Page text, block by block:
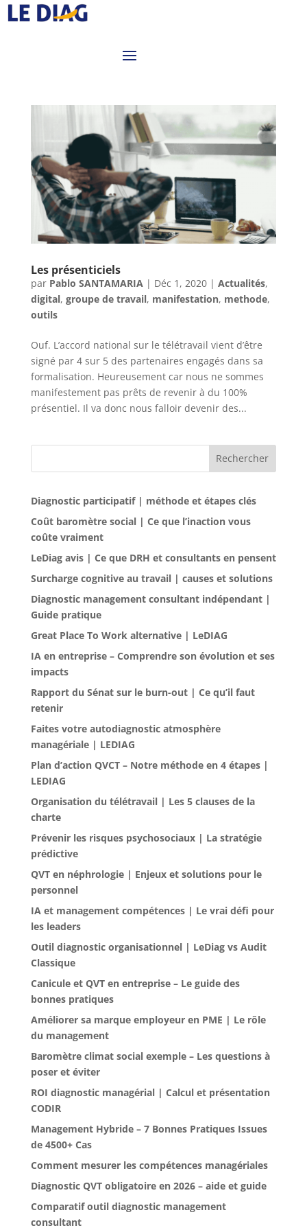
Les présenticiels
par Pablo SANTAMARIA | Déc 1, 2020| Actualités,
digital, groupe de travail, manifestation, methode,
outils
Ouf. L’accord national sur le télétravail vient d’être
signé par 4 sur 5 des partenaires engagés dans sa
formalisation. Heureusement car nous ne sommes
manifestement pas prêts de revenir à du 100%
présentiel. Il va donc nous falloir devenir des...
Rechercher
Diagnostic participatif | méthode et étapes clés
Coût baromètre social | Ce que l’inaction vous
coûte vraiment
LeDiag avis | Ce que DRH et consultants en pensent
Surcharge cognitive au travail | causes et solutions
Diagnostic management consultant indépendant |
Guide pratique
Great Place To Work alternative | LeDIAG
IA en entreprise – Comprendre son évolution et ses
impacts
Rapport du Sénat sur le burn-out | Ce qu’il faut
retenir
Faites votre autodiagnostic atmosphère
managériale | LEDIAG
Plan d’action QVCT – Notre méthode en 4 étapes |
LEDIAG
Organisation du télétravail | Les 5 clauses de la
charte
Prévenir les risques psychosociaux | La stratégie
prédictive
QVT en néphrologie | Enjeux et solutions pour le
personnel
IA et management compétences | Le vrai défi pour
les leaders
Outil diagnostic organisationnel | LeDiag vs Audit
Classique
Canicule et QVT en entreprise – Le guide des
bonnes pratiques
Améliorer sa marque employeur en PME | Le rôle
du management
Baromètre climat social exemple – Les questions à
poser et éviter
ROI diagnostic managérial | Calcul et présentation
CODIR
Management Hybride – 7 Bonnes Pratiques Issues
de 4500+ Cas
Comment mesurer les compétences managériales
Diagnostic QVT obligatoire en 2026 – aide et guide
Comparatif outil diagnostic management
consultant